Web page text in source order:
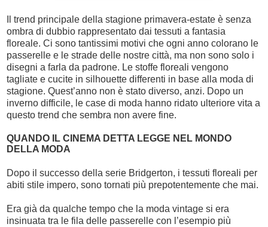
Il trend principale della stagione primavera-estate è senza
ombra di dubbio rappresentato dai tessuti a fantasia
floreale. Ci sono tantissimi motivi che ogni anno colorano le
passerelle e le strade delle nostre città, ma non sono solo i
disegni a farla da padrone. Le stoffe floreali vengono
tagliate e cucite in silhouette differenti in base alla moda di
stagione. Quest’anno non è stato diverso, anzi. Dopo un
inverno difficile, le case di moda hanno ridato ulteriore vita a
questo trend che sembra non avere fine.
QUANDO IL CINEMA DETTA LEGGE NEL MONDO
DELLA MODA
Dopo il successo della serie Bridgerton, i tessuti floreali per
abiti stile impero, sono tornati più prepotentemente che mai.
Era già da qualche tempo che la moda vintage si era
insinuata tra le fila delle passerelle con l’esempio più